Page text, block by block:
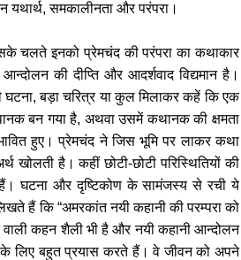
यथार्थ, समकालीनता और परंपरा।
चलते इनको प्रेमचंद की परंपरा का कथाकार
की दीप्ति और आदर्शवाद विद्यमान है।
घटना, बड़ा चरित्र या कुल मिलाकर कहें कि एक
बन गया है, अथवा उसमें कथानक की क्षमता
हुए। प्रेमचंद ने जिस भूमि पर लाकर कथा
खोलती है। कहीं छोटी-छोटी परिस्थितियों की
हैं। घटना और दृष्टिकोण के सामंजस्य से रची ये
हैं कि “अमरकांत नयी कहानी की परम्परा को
कहन शैली भी है और नयी कहानी आन्दोलन
लिए बहुत प्रयास करते हैं। वे जीवन को अपने